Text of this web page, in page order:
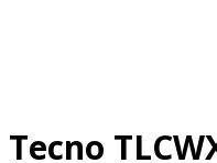
Tecno